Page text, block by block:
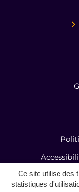
Ce site utilise des
statistiques